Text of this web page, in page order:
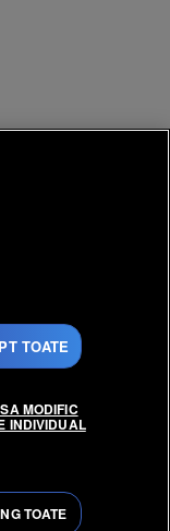
TOATE
TOATE
MODIFIC
INDIVIDUAL